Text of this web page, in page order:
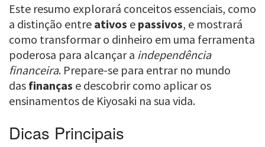
Este resumo explorará conceitos essenciais, como
a distinção entre ativos e passivos, e mostrará
como transformar o dinheiro em uma ferramenta
poderosa para alcançar a independência
financeira. Prepare-se para entrar no mundo
das finanças e descobrir como aplicar os
ensinamentos de Kiyosaki na sua vida.
Dicas Principais